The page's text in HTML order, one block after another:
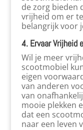
de zorg bieden
vrijheid om er
belangrijk voor
4. Ervaar Vrijheid
Wil je meer
scootmobiel
eigen
van anderen
van
mooie plekken
dat een
naar een leven